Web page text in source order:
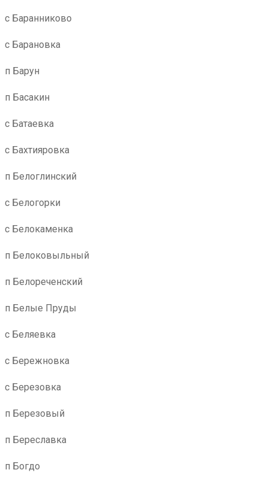
с Баранниково
с Барановка
п Барун
п Басакин
с Батаевка
с Бахтияровка
п Белоглинский
с Белогорки
с Белокаменка
п Белоковыльный
п Белореченский
п Белые Пруды
с Беляевка
с Бережновка
с Березовка
п Березовый
п Береславка
п Богдо